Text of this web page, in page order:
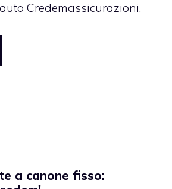
Credemassicurazioni.
a canone fisso: